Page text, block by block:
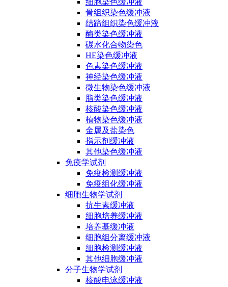
细胞染色缓冲液
骨组织染色缓冲液
结蹄组织染色缓冲液
酶类染色缓冲液
碳水化合物染色
HE染色缓冲液
色素染色缓冲液
神经染色缓冲液
微生物染色缓冲液
脂类染色缓冲液
核酸染色缓冲液
植物染色缓冲液
金属及盐染色
指示剂缓冲液
其他染色缓冲液
免疫学试剂
免疫检测缓冲液
免疫组化缓冲液
细胞生物学试剂
抗生素缓冲液
细胞培养缓冲液
培养基缓冲液
细胞组分离缓冲液
细胞检测缓冲液
其他细胞缓冲液
分子生物学试剂
核酸电泳缓冲液